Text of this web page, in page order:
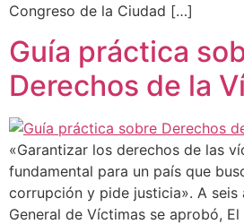
Congreso de la Ciudad […]
Guía práctica
Derechos de la
«Garantizar los derechos de las
fundamental para un país que
corrupción y pide justicia». A seis
General de Víctimas se aprobó,